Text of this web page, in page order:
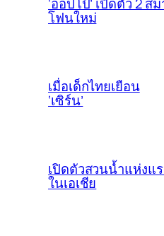
โฟนใหม่
เมื่อเด็กไทยเยือน
‘เซิร์น’
เปิดตัวสวนน้ำแห่งแ
ในเอเชีย